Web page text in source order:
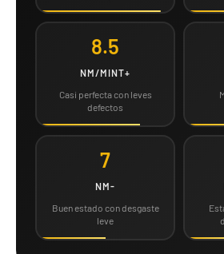
8.5
NM/MINT+
Casi perfecta con leves
defectos
7
NM-
Buen estado con desgaste
leve